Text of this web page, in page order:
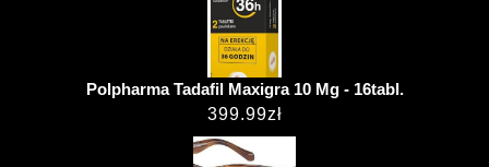
Polpharma Tadafil Maxigra 10 Mg - 16tabl.
399.99zł